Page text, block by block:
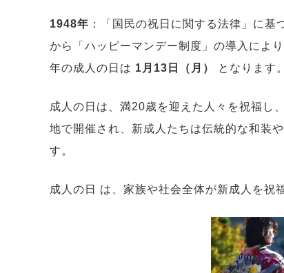
1948年 ：「国民の祝日に関する法律」に基
から「ハッピーマンデー制度」の導入により
年の成人の日は 1月13日（月） となります。
成人の日は、満20歳を迎えた人々を祝福し
地で開催され、新成人たちは伝統的な和装
す。
成人の日 は、家族や社会全体が新成人を祝